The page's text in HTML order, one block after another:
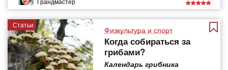
Статьи
Физкультура и спорт
Когда собираться за
грибами?
Календарь грибника